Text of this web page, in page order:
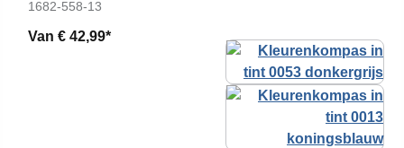
1682-558-13
Van € 42,99*